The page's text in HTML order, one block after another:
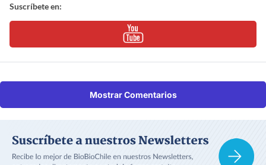
Suscríbete en:
Mostrar Comentarios